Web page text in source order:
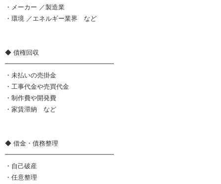
・メーカー ／製造業
・環境 ／エネルギー業界 など
◆ 債権回収
━━━━━━━━━━━━━━━━━
・未払いの売掛金
・工事代金や売買代金
・制作費や開発費
・家賃滞納 など
◆ 借金・債務整理
━━━━━━━━━━━━━━━━━
・自己破産
・任意整理